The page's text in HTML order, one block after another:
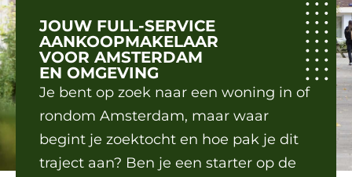
JOUW FULL-SERVICE
AANKOOPMAKELAAR
VOOR AMSTERDAM
EN OMGEVING
Je bent op zoek naar een woning in of
rondom Amsterdam, maar waar
begint je zoektocht en hoe pak je dit
traject aan? Ben je een starter op de